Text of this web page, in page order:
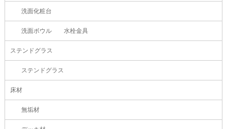
洗面化粧台
洗面ボウル 水栓金具
ステンドグラス
ステンドグラス
床材
無垢材